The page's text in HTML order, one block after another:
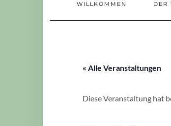
WILLKOMMEN DER
« Alle Veranstaltungen
Diese Veranstaltung hat